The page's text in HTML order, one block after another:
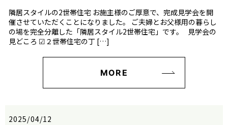
隣居スタイルの2世帯住宅 お施主様のご厚意で、完成見学会を開
催させていただくことになりました。 ご夫婦とお父様用の暮らし
の場を完全分離した「隣居スタイル2世帯住宅」です。 見学会の
見どころ ☑２世帯住宅の丁 […]
MORE
2025/04/12